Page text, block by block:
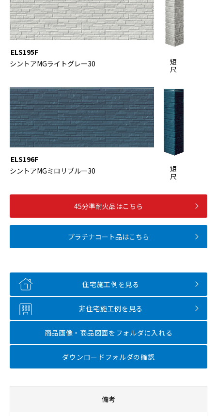
短
尺
ELS195F
シントアMGライトグレー30
短
尺
ELS196F
シントアMGミロリブルー30
45分準耐火品はこちら
プラチナコート品はこちら
住宅施工例を見る
非住宅施工例を見る
商品画像・商品図面を フォルダに入れる
ダウンロードフォルダの確認
備考